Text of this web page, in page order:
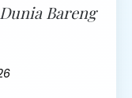
Bareng